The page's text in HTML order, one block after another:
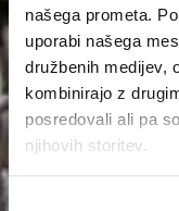
našega prometa.
uporabi našega
družbenih medijev,
kombinirajo z
posredovali ali pa
njihovih storitev.